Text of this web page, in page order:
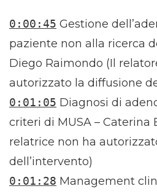
0:00:45 Gestione
paziente non alla ricerca
Diego Raimondo (Il
autorizzato la diffusione
0:01:05 Diagnosi di
criteri di MUSA – Caterina
relatrice non ha
dell’intervento)
0:01:28 Management